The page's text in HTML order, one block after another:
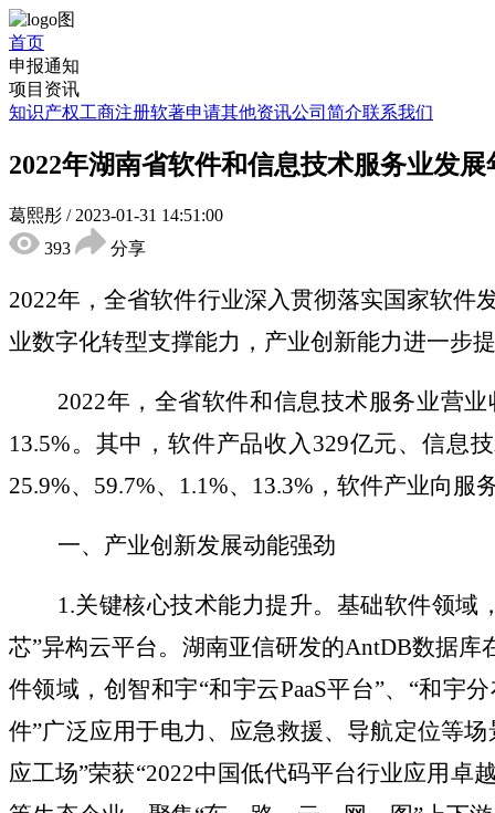
首页
申报通知
项目资讯
知识产权工商注册软著申请其他资讯公司简介联系我们
2022年湖南省软件和信息技术服务业发展
葛熙彤 / 2023-01-31 14:51:00
393
分享
2022年，全省软件行业深入贯彻落实国家软件
业数字化转型支撑能力，产业创新能力进一步
2022年，全省软件和信息技术服务业营业
13.5%。其中，软件产品收入329亿元、信息
25.9%、59.7%、1.1%、13.3%，软件产业向服
一、产业创新发展动能强劲
1.关键核心技术能力提升。基础软件领域，
芯”异构云平台。湖南亚信研发的AntDB数据
件领域，创智和宇“和宇云PaaS平台”、“和宇
件”广泛应用于电力、应急救援、导航定位等
应工场”荣获“2022中国低代码平台行业应用卓